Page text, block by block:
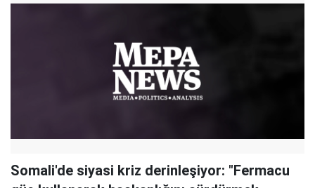
Somali'de siyasi kriz derinleşiyor: "Fermacu